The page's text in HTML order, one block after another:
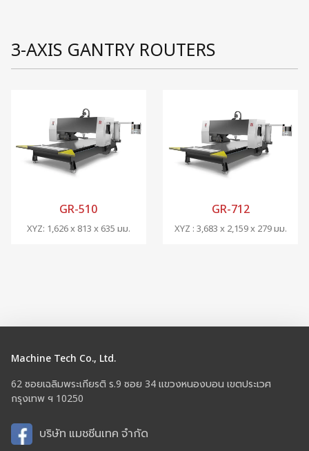
3-AXIS GANTRY ROUTERS
GR-510
XYZ: 1,626 x 813 x 635 มม.
GR-712
XYZ : 3,683 x 2,159 x 279 มม.
Machine Tech Co., Ltd.
62 ซอยเฉลิมพระเกียรติ ร.9 ซอย 34 แขวงหนองบอน เขตประเวศ
กรุงเทพ ฯ 10250
บริษัท แมชชีนเทค จำกัด